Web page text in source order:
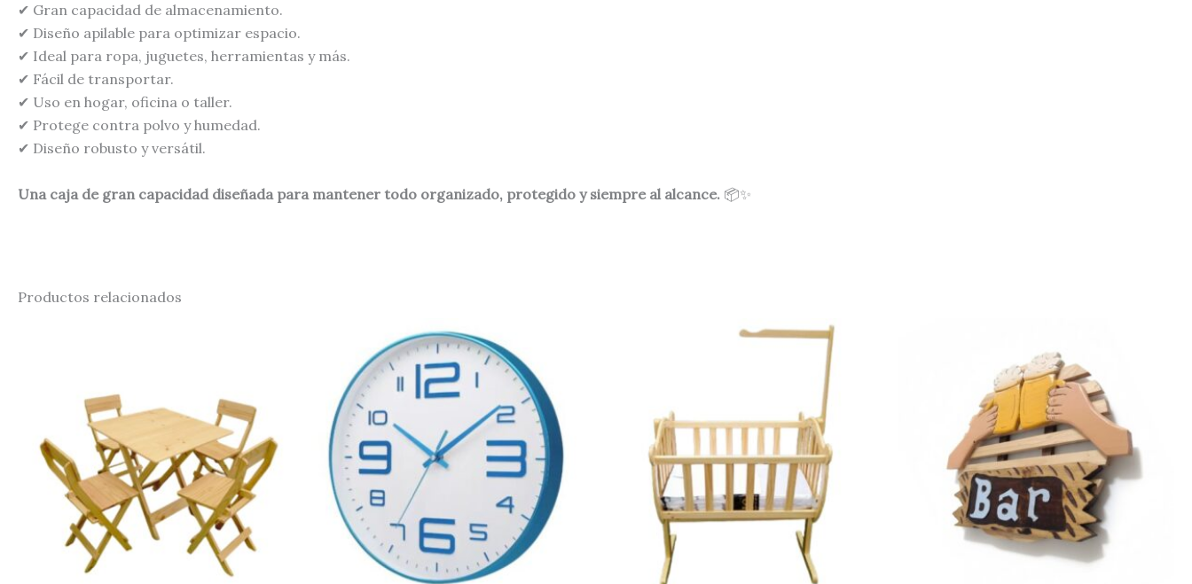
✔ Gran capacidad de almacenamiento.
✔ Diseño apilable para optimizar espacio.
✔ Ideal para ropa, juguetes, herramientas y más.
✔ Fácil de transportar.
✔ Uso en hogar, oficina o taller.
✔ Protege contra polvo y humedad.
✔ Diseño robusto y versátil.
Una caja de gran capacidad diseñada para mantener todo organizado, protegido y siempre al alcance. 📦✨
Productos relacionados